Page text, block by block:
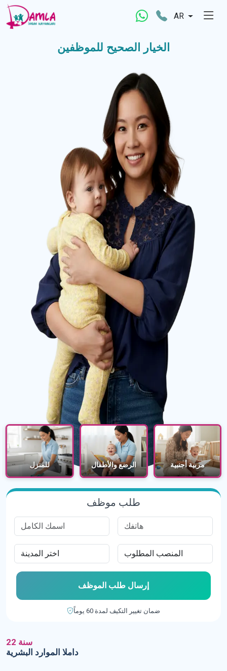
AR
الخيار الصحيح للموظفين
للمنزل الرضع والأطفال مربية أجنبية
طلب موظف
إرسال طلب الموظف
ضمان تغيير التكيف لمدة 60 يوماً
22 سنة
داملا الموارد البشرية